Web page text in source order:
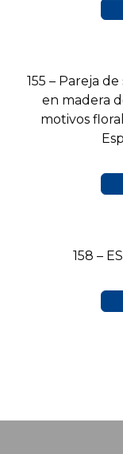
155 – Pareja
en madera
motivos
158 –